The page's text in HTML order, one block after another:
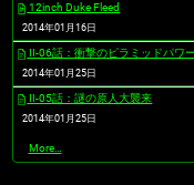
12inch Duke Fleed
2014年01月16日
II-06話：衝撃のピラミッドパワー
2014年01月25日
II-05話：謎の原人大襲来
2014年01月25日
最
More…